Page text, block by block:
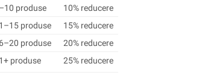
produse
10% reducere
produse
15% reducere
produse
20% reducere
produse
25% reducere